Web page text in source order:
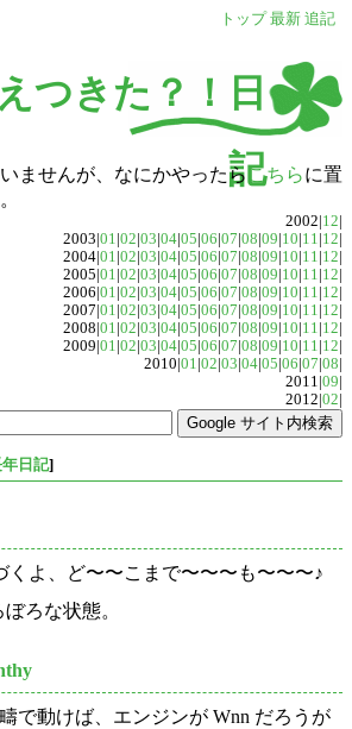
トップ 最新 追記
つきた？！日
記
ませんが、なにかやったら こちらに置
2002|12|
2003|01|02|03|04|05|06|07|08|09|10|11|12|
2004|01|02|03|04|05|06|07|08|09|10|11|12|
2005|01|02|03|04|05|06|07|08|09|10|11|12|
2006|01|02|03|04|05|06|07|08|09|10|11|12|
2007|01|02|03|04|05|06|07|08|09|10|11|12|
2008|01|02|03|04|05|06|07|08|09|10|11|12|
2009|01|02|03|04|05|06|07|08|09|10|11|12|
2010|01|02|03|04|05|06|07|08|
2011|09|
2012|02|
日記]
くよ、ど〜〜こまで〜〜〜も〜〜〜♪
ろな状態。
で動けば、エンジンが Wnn だろうが